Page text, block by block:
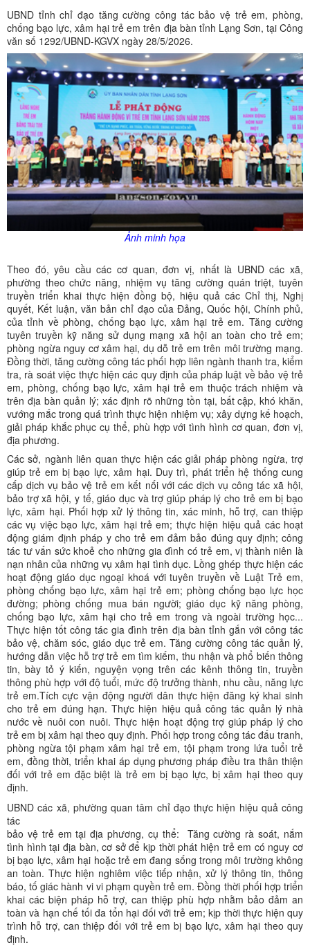
UBND tỉnh chỉ đạo tăng cường công tác bảo vệ trẻ em, phòng,
chống bạo lực, xâm hại trẻ em trên địa bàn tỉnh Lạng Sơn, tại Công
văn số 1292/UBND-KGVX ngày 28/5/2026.
Ảnh minh họa
Theo đó, yêu cầu các cơ quan, đơn vị, nhất là UBND các xã,
phường theo chức năng, nhiệm vụ tăng cường quán triệt, tuyên
truyền triển khai thực hiện đồng bộ, hiệu quả các Chỉ thị, Nghị
quyết, Kết luận, văn bản chỉ đạo của Đảng, Quốc hội, Chính phủ,
của tỉnh về phòng, chống bạo lực, xâm hại trẻ em. Tăng cường
tuyên truyền kỹ năng sử dụng mạng xã hội an toàn cho trẻ em;
phòng ngừa nguy cơ xâm hại, dụ dỗ trẻ em trên môi trường mạng.
Đồng thời, tăng cường công tác phối hợp liên ngành thanh tra, kiểm
tra, rà soát việc thực hiện các quy định của pháp luật về bảo vệ trẻ
em, phòng, chống bạo lực, xâm hại trẻ em thuộc trách nhiệm và
trên địa bàn quản lý; xác định rõ những tồn tại, bất cập, khó khăn,
vướng mắc trong quá trình thực hiện nhiệm vụ; xây dựng kế hoạch,
giải pháp khắc phục cụ thể, phù hợp với tình hình cơ quan, đơn vị,
địa phương.
Các sở, ngành liên quan thực hiện các giải pháp phòng ngừa, trợ
giúp trẻ em bị bạo lực, xâm hại. Duy trì, phát triển hệ thống cung
cấp dịch vụ bảo vệ trẻ em kết nối với các dịch vụ công tác xã hội,
bảo trợ xã hội, y tế, giáo dục và trợ giúp pháp lý cho trẻ em bị bạo
lực, xâm hại. Phối hợp xử lý thông tin, xác minh, hỗ trợ, can thiệp
các vụ việc bạo lực, xâm hại trẻ em; thực hiện hiệu quả các hoạt
động giám định pháp y cho trẻ em đảm bảo đúng quy định; công
tác tư vấn sức khoẻ cho những gia đình có trẻ em, vị thành niên là
nạn nhân của những vụ xâm hại tình dục. Lồng ghép thực hiện các
hoạt động giáo dục ngoại khoá với tuyên truyền về Luật Trẻ em,
phòng chống bạo lực, xâm hại trẻ em; phòng chống bạo lực học
đường; phòng chống mua bán người; giáo dục kỹ năng phòng,
chống bạo lực, xâm hại cho trẻ em trong và ngoài trường học...
Thực hiện tốt công tác gia đình trên địa bàn tỉnh gắn với công tác
bảo vệ, chăm sóc, giáo dục trẻ em. Tăng cường công tác quản lý,
hướng dẫn việc hỗ trợ trẻ em tìm kiếm, thu nhận và phổ biến thông
tin, bày tỏ ý kiến, nguyện vọng trên các kênh thông tin, truyền
thông phù hợp với độ tuổi, mức độ trưởng thành, nhu cầu, năng lực
trẻ em.Tích cực vận động người dân thực hiện đăng ký khai sinh
cho trẻ em đúng hạn. Thực hiện hiệu quả công tác quản lý nhà
nước về nuôi con nuôi. Thực hiện hoạt động trợ giúp pháp lý cho
trẻ em bị xâm hại theo quy định. Phối hợp trong công tác đấu tranh,
phòng ngừa tội phạm xâm hại trẻ em, tội phạm trong lứa tuổi trẻ
em, đồng thời, triển khai áp dụng phương pháp điều tra thân thiện
đối với trẻ em đặc biệt là trẻ em bị bạo lực, bị xâm hại theo quy
định.
UBND các xã, phường quan tâm chỉ đạo thực hiện hiệu quả công
tác
bảo vệ trẻ em tại địa phương, cụ thể: Tăng cường rà soát, nắm
tình hình tại địa bàn, cơ sở để kịp thời phát hiện trẻ em có nguy cơ
bị bạo lực, xâm hại hoặc trẻ em đang sống trong môi trường không
an toàn. Thực hiện nghiêm việc tiếp nhận, xử lý thông tin, thông
báo, tố giác hành vi vi phạm quyền trẻ em. Đồng thời phối hợp triển
khai các biện pháp hỗ trợ, can thiệp phù hợp nhằm bảo đảm an
toàn và hạn chế tối đa tổn hại đối với trẻ em; kịp thời thực hiện quy
trình hỗ trợ, can thiệp đối với trẻ em bị bạo lực, xâm hại theo quy
định.